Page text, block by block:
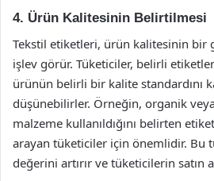
4. Ürün Kalitesinin Belirtilmesi
Tekstil etiketleri, ürün kalitesinin bir
işlev görür. Tüketiciler, belirli
ürünün belirli bir kalite standardını
düşünebilirler. Örneğin, organik
malzeme kullanıldığını belirten
arayan tüketiciler için önemlidir. Bu
değerini artırır ve tüketicilerin satın